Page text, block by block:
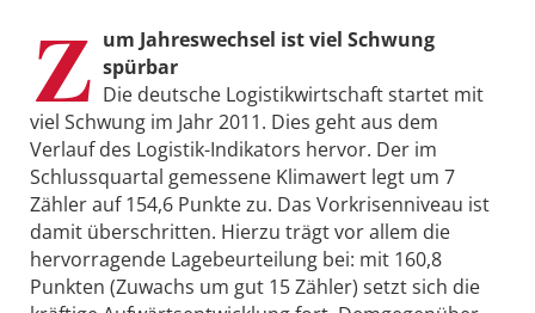
Z um Jahreswechsel ist viel Schwung
spürbar
Die deutsche Logistikwirtschaft startet mit
viel Schwung im Jahr 2011. Dies geht aus dem
Verlauf des Logistik-Indikators hervor. Der im
Schlussquartal gemessene Klimawert legt um 7
Zähler auf 154,6 Punkte zu. Das Vorkrisenniveau ist
damit überschritten. Hierzu trägt vor allem die
hervorragende Lagebeurteilung bei: mit 160,8
Punkten (Zuwachs um gut 15 Zähler) setzt sich die